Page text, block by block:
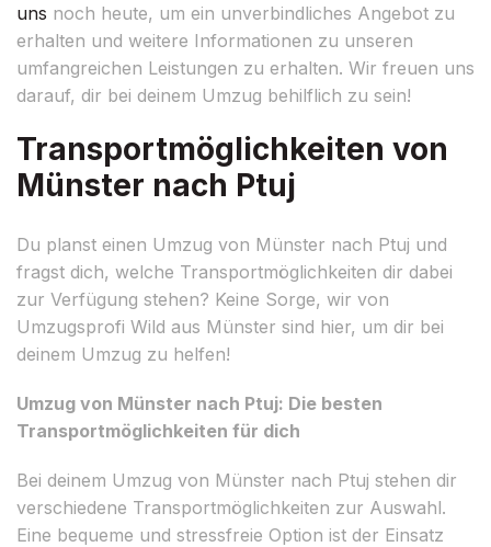
uns noch heute, um ein unverbindliches Angebot zu
erhalten und weitere Informationen zu unseren
umfangreichen Leistungen zu erhalten. Wir freuen uns
darauf, dir bei deinem Umzug behilflich zu sein!
Transportmöglichkeiten von
Münster nach Ptuj
Du planst einen Umzug von Münster nach Ptuj und
fragst dich, welche Transportmöglichkeiten dir dabei
zur Verfügung stehen? Keine Sorge, wir von
Umzugsprofi Wild aus Münster sind hier, um dir bei
deinem Umzug zu helfen!
Umzug von Münster nach Ptuj: Die besten
Transportmöglichkeiten für dich
Bei deinem Umzug von Münster nach Ptuj stehen dir
verschiedene Transportmöglichkeiten zur Auswahl.
Eine bequeme und stressfreie Option ist der Einsatz